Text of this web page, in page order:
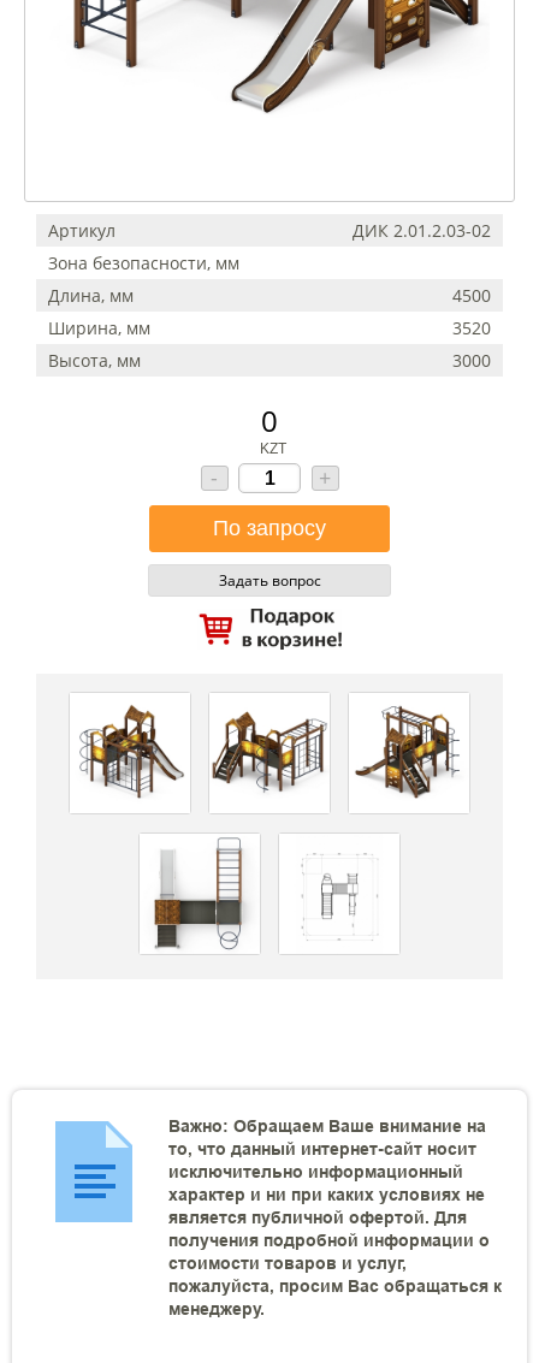
Артикул
ДИК 2.01.2.03-02
Зона безопасности, мм
Длина, мм
4500
Ширина, мм
3520
Высота, мм
3000
0
KZT
- +
Задать вопрос
Важно: Обращаем Ваше внимание на
то, что данный интернет-сайт носит
исключительно информационный
характер и ни при каких условиях не
является публичной офертой. Для
получения подробной информации о
стоимости товаров и услуг,
пожалуйста, просим Вас обращаться к
менеджеру.